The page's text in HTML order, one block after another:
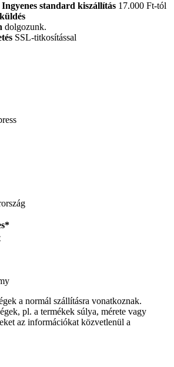
standard kiszállítás 17.000 Ft-tól
dolgozunk.
SSL-titkosítással
a normál szállításra vonatkoznak.
pl. a termékek súlya, mérete vagy
az információkat közvetlenül a